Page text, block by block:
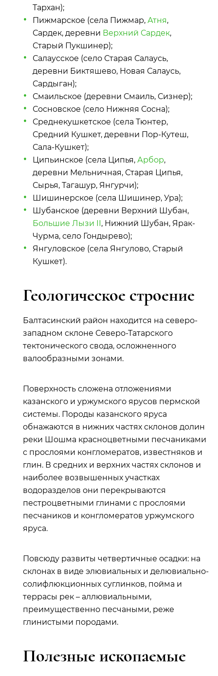
Тархан);
Пижмарское (села Пижмар, Атня,
Сардек, деревни Верхний Сардек,
Старый Пукшинер);
Салаусское (село Старая Салаусь,
деревни Биктяшево, Новая Салаусь,
Сардыган);
Смаильское (деревни Смаиль, Сизнер);
Сосновское (село Нижняя Сосна);
Среднекушкетское (села Тюнтер,
Средний Кушкет, деревни Пор-Кутеш,
Сала-Кушкет);
Ципьинское (села Ципья, Арбор,
деревни Мельничная, Старая Ципья,
Сырья, Тагашур, Янгурчи);
Шишинерское (села Шишинер, Ура);
Шубанское (деревни Верхний Шубан,
Большие Лызи II, Нижний Шубан, Ярак-
Чурма, село Гондырево);
Янгуловское (села Янгулово, Старый
Кушкет).
Геологическое строение
Балтасинский район находится на северо-
западном склоне Северо-Татарского
тектонического свода, осложненного
валообразными зонами.
Поверхность сложена отложениями
казанского и уржумского ярусов пермской
системы. Породы казанского яруса
обнажаются в нижних частях склонов долин
реки Шошма красноцветными песчаниками
с прослоями конгломератов, известняков и
глин. В средних и верхних частях склонов и
наиболее возвышенных участках
водоразделов они перекрываются
пестроцветными глинами с прослоями
песчаников и конгломератов уржумского
яруса.
Повсюду развиты четвертичные осадки: на
склонах в виде элювиальных и делювиально-
солифлюкционных суглинков, пойма и
террасы рек – аллювиальными,
преимущественно песчаными, реже
глинистыми породами.
Полезные ископаемые